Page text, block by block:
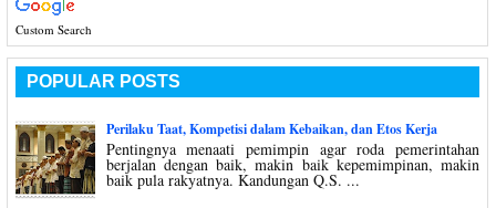
Custom Search
POPULAR POSTS
Perilaku Taat, Kompetisi dalam Kebaikan, dan Etos Kerja
Pentingnya menaati pemimpin agar roda pemerintahan
berjalan dengan baik, makin baik kepemimpinan, makin
baik pula rakyatnya. Kandungan Q.S. ...